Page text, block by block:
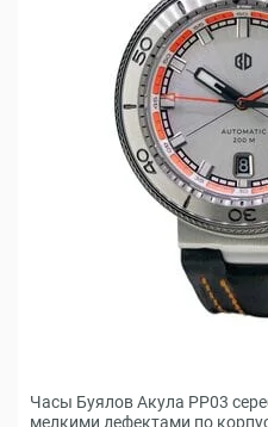
Часы Буялов Акула РР03
мелкими дефектами по